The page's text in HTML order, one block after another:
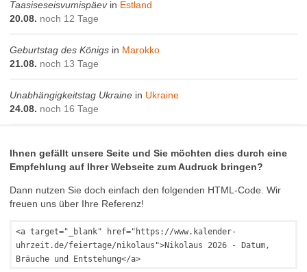
Taasiseseisvumispäevin Estland
20.08. noch 12 Tage
Geburtstag des Königs in Marokko
21.08. noch 13 Tage
Unabhängigkeitstag Ukraine in Ukraine
24.08. noch 16 Tage
Ihnen gefällt unsere Seite und Sie möchten dies durch eine
Empfehlung auf Ihrer Webseite zum Audruck bringen?
Dann nutzen Sie doch einfach den folgenden HTML-Code. Wir
freuen uns über Ihre Referenz!
<a target="_blank" href="https://www.kalender-
uhrzeit.de/feiertage/nikolaus">Nikolaus 2026 - Datum,
Bräuche und Entstehung</a>